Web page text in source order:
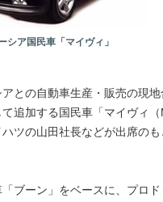
シア国民車「マイヴィ」
との自動車生産・販売の現
追加する国民車「マイヴィ
ツの山田社長などが出席の
ブーン」をベースに、プロ